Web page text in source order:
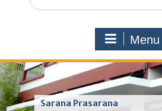
for:
Menu
Sarana Prasarana